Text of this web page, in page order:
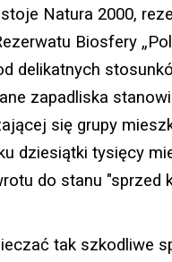
Natura 2000,
Biosfery
delikatnych
zapadliska
się grupy
dziesiątki tysięcy
do stanu
tak szkodliwe